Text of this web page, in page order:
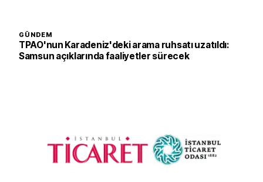
GÜNDEM
TPAO'nun Karadeniz'deki arama ruhsatı uzatıldı:
Samsun açıklarında faaliyetler sürecek